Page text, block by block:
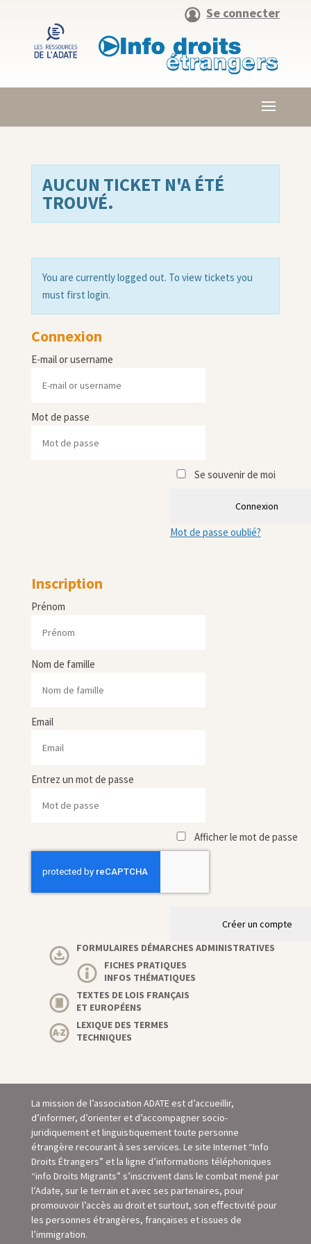
Se connecter
AUCUN TICKET N'A ÉTÉ
TROUVÉ.
You are currently logged out. To view tickets you
must first login.
Connexion
E-mail or username
Mot de passe
Se souvenir de moi
Connexion
Mot de passe oublié?
Inscription
Prénom
Nom de famille
Email
Entrez un mot de passe
Afficher le mot de passe
Créer un compte
FORMULAIRES DÉMARCHES ADMINISTRATIVES
FICHES PRATIQUES
INFOS THÉMATIQUES
TEXTES DE LOIS FRANÇAIS
ET EUROPÉENS
LEXIQUE DES TERMES
TECHNIQUES
La mission de l’association ADATE est d’accueillir,
d’informer, d’orienter et d’accompagner socio-
juridiquement et linguistiquement toute personne
étrangère recourant à ses services. Le site Internet “Info
Droits Étrangers” et la ligne d’informations téléphoniques
“info Droits Migrants” s’inscrivent dans le combat mené par
l’Adate, sur le terrain et avec ses partenaires, pour
promouvoir l’accès au droit et surtout, son eﬀectivité pour
les personnes étrangères, françaises et issues de
l’immigration.